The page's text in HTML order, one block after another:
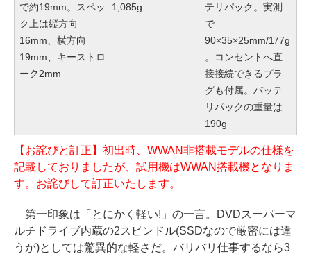
で約19mm。スペッ
ク上は縦方向
16mm、横方向
19mm、キーストロ
ーク2mm
1,085g
テリパック。実測
で
90×35×25mm/177g
。コンセントへ直
接接続できるプラ
グも付属。バッテ
リパックの重量は
190g
【お詫びと訂正】初出時、WWAN非搭載モデルの仕様を
記載しておりましたが、試用機はWWAN搭載機となりま
す。お詫びして訂正いたします。
第一印象は「とにかく軽い!」の一言。DVDスーパーマ
ルチドライブ内蔵の2スピンドル(SSDなので厳密には違
うが)としては驚異的な軽さだ。バリバリ仕事するなら3